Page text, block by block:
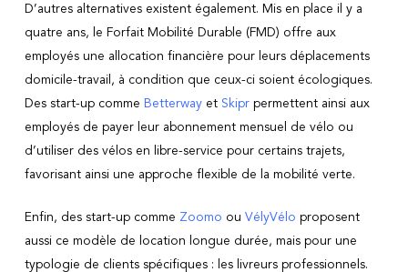
D’autres alternatives existent également. Mis en place il y a
quatre ans, le Forfait Mobilité Durable (FMD) offre aux
employés une allocation financière pour leurs déplacements
domicile-travail, à condition que ceux-ci soient écologiques.
Des start-up comme Betterwayet Skiprpermettent ainsi aux
employés de payer leur abonnement mensuel de vélo ou
d’utiliser des vélos en libre-service pour certains trajets,
favorisant ainsi une approche flexible de la mobilité verte.
Enfin, des start-up comme Zoomo ou VélyVélo proposent
aussi ce modèle de location longue durée, mais pour une
typologie de clients spécifiques : les livreurs professionnels.